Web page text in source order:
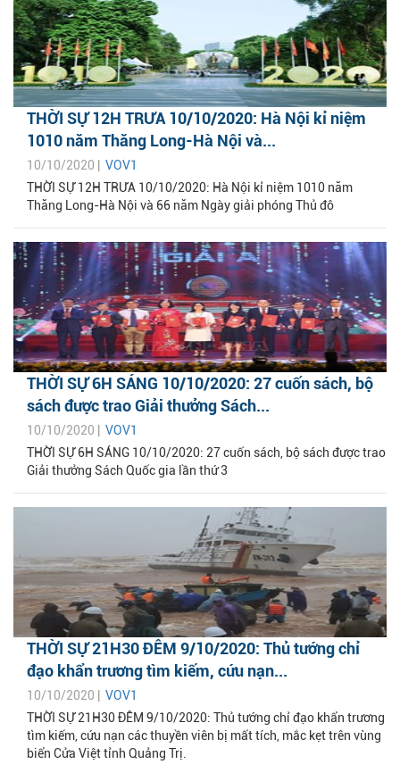
THỜI SỰ 12H TRƯA 10/10/2020: Hà Nội kỉ niệm
1010 năm Thăng Long-Hà Nội và...
10/10/2020 | VOV1
THỜI SỰ 12H TRƯA 10/10/2020: Hà Nội kỉ niệm 1010 năm
Thăng Long-Hà Nội và 66 năm Ngày giải phóng Thủ đô
THỜI SỰ 6H SÁNG 10/10/2020: 27 cuốn sách, bộ
sách được trao Giải thưởng Sách...
10/10/2020 | VOV1
THỜI SỰ 6H SÁNG 10/10/2020: 27 cuốn sách, bộ sách được trao
Giải thưởng Sách Quốc gia lần thứ 3
THỜI SỰ 21H30 ĐÊM 9/10/2020: Thủ tướng chỉ
đạo khẩn trương tìm kiếm, cứu nạn...
10/10/2020 | VOV1
THỜI SỰ 21H30 ĐÊM 9/10/2020: Thủ tướng chỉ đạo khẩn trương
tìm kiếm, cứu nạn các thuyền viên bị mất tích, mắc kẹt trên vùng
biển Cửa Việt tỉnh Quảng Trị.